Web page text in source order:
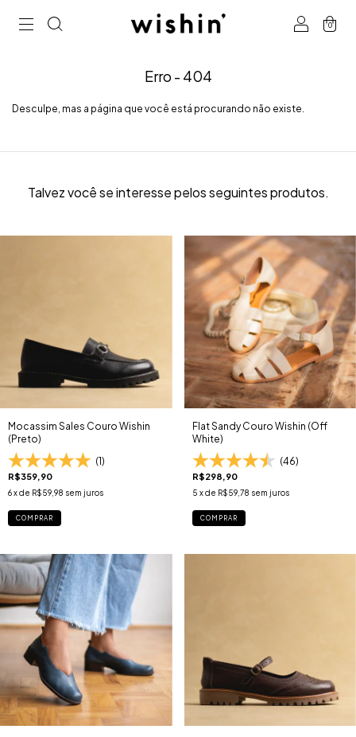
0
Erro - 404
Desculpe, mas a página que você está procurando não existe.
Talvez você se interesse pelos seguintes produtos.
Mocassim Sales Couro Wishin
(Preto)
(1)
R$359,90
6x de R$59,98 sem juros
COMPRAR
Flat Sandy Couro Wishin (Off
White)
(46)
R$298,90
5 x de R$59,78 sem juros
COMPRAR